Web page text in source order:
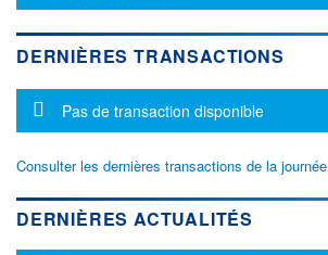
DERNIÈRES TRANSACTIONS
Message d'information
Pas de transaction disponible
Consulter les dernières transactions de la journée
DERNIÈRES ACTUALITÉS